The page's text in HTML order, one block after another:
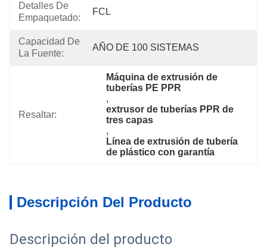
Detalles De
Empaquetado:
FCL
Capacidad De
La Fuente:
AÑO DE 100 SISTEMAS
Resaltar:
Máquina de extrusión de
tuberías PE PPR
,
extrusor de tuberías PPR de
tres capas
,
Línea de extrusión de tubería
de plástico con garantía
Descripción Del Producto
Descripción del producto